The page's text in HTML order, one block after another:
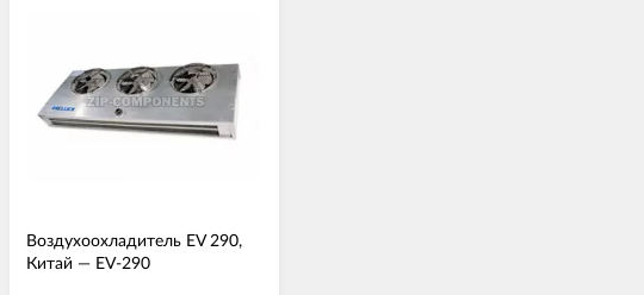
Воздухоохладитель EV 290,
Китай — EV-290